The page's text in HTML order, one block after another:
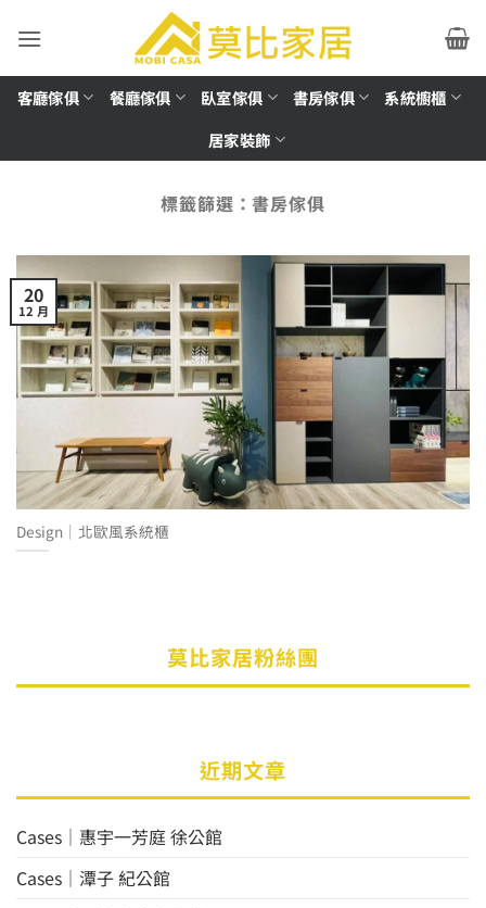
客廳傢俱 餐廳傢俱 臥室傢俱 書房傢俱
系統櫥櫃
居家裝飾
標籤篩選：書房傢俱
Design│北歐風系統櫃
20
12 月
莫比家居粉絲團
近期文章
Cases│惠宇一芳庭 徐公館
Cases│潭子 紀公館